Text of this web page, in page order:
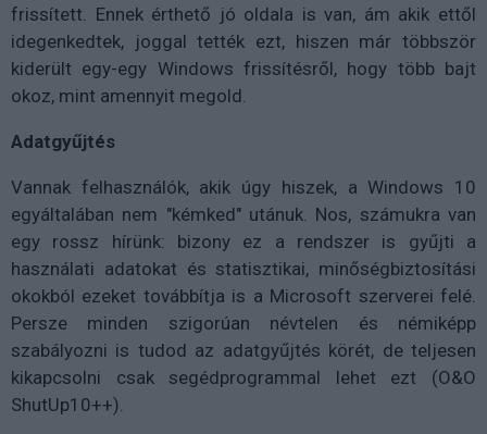
frissített. Ennek érthető jó oldala is van, ám akik ettől
idegenkedtek, joggal tették ezt, hiszen már többször
kiderült egy-egy Windows frissítésről, hogy több bajt
okoz, mint amennyit megold.
Adatgyűjtés
Vannak felhasználók, akik úgy hiszek, a Windows 10
egyáltalában nem "kémked" utánuk. Nos, számukra van
egy rossz hírünk: bizony ez a rendszer is gyűjti a
használati adatokat és statisztikai, minőségbiztosítási
okokból ezeket továbbítja is a Microsoft szerverei felé.
Persze minden szigorúan névtelen és némiképp
szabályozni is tudod az adatgyűjtés körét, de teljesen
kikapcsolni csak segédprogrammal lehet ezt (O&O
ShutUp10++).